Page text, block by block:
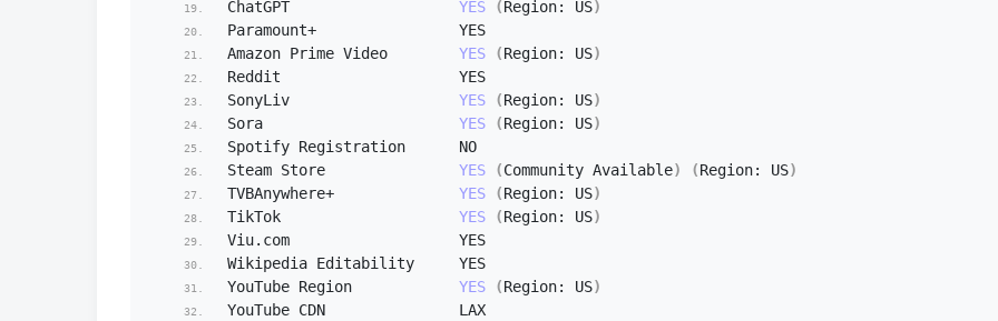
ChatGPT YES (Region: US)
Paramount+                YES
Amazon Prime Video YES (Region: US)
Reddit                    YES
SonyLiv YES (Region: US)
Sora YES (Region: US)
Spotify Registration      NO
Steam Store YES (Community Available) (Region: US)
TVBAnywhere+ YES (Region: US)
TikTok YES (Region: US)
Viu. com
                   YES
Wikipedia Editability     YES
YouTube Region YES (Region: US)
YouTube CDN               LAX